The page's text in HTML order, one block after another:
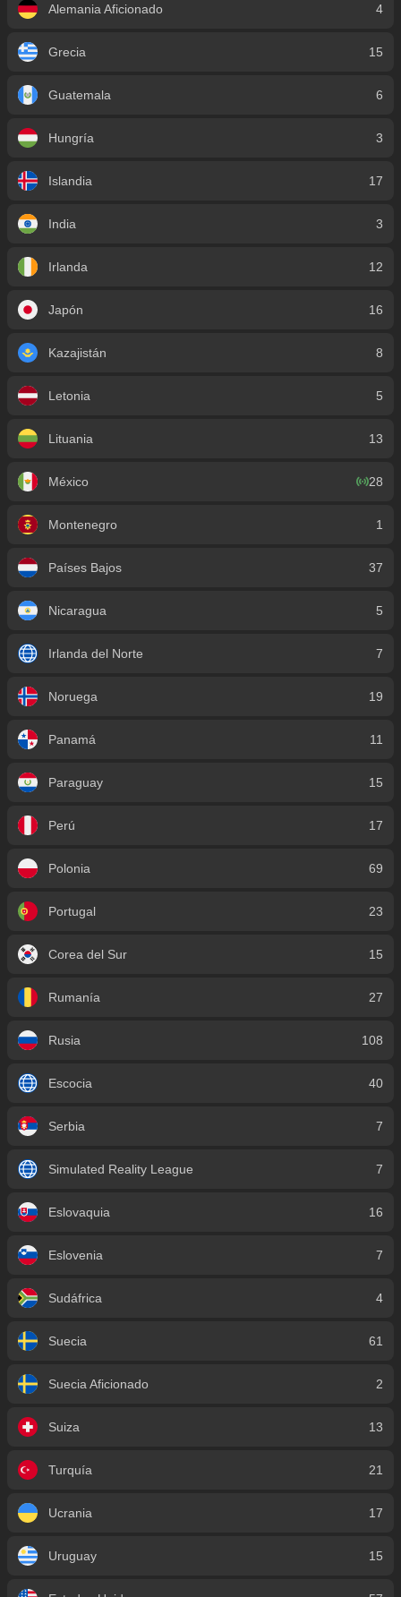
Alemania Aficionado 4
Grecia 15
Guatemala 6
Hungría 3
Islandia 17
India 3
Irlanda 12
Japón 16
Kazajistán 8
Letonia 5
Lituania 13
México 28
Montenegro 1
Países Bajos 37
Nicaragua 5
Irlanda del Norte 7
Noruega 19
Panamá 11
Paraguay 15
Perú 17
Polonia 69
Portugal 23
Corea del Sur 15
Rumanía 27
Rusia 108
Escocia 40
Serbia 7
Simulated Reality League 7
Eslovaquia 16
Eslovenia 7
Sudáfrica 4
Suecia 61
Suecia Aficionado 2
Suiza 13
Turquía 21
Ucrania 17
Uruguay 15